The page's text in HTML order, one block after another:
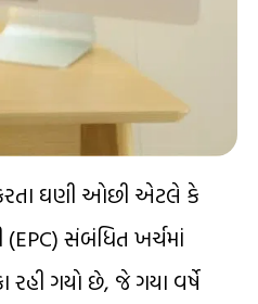
કરતા ઘણી ઓછી એટલે કે
સંબંધિત ખર્ચમાં
રહી ગયો છે, જે ગયા વર્ષે